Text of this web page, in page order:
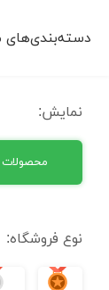
دسته‌بندی‌های
نمایش:
محصولات
نوع فروشگاه: